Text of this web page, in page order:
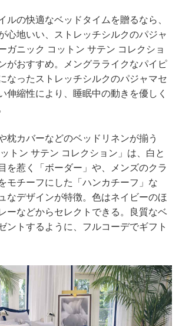
の快適なベッドタイムを贈るなら、
心地いい、ストレッチシルクのパジャ
ガニック コットン サテン コレクショ
がおすすめ。メングラライクなパイピ
なったストレッチシルクのパジャマセ
伸縮性により、睡眠中の動きを優しく
枕カバーなどのベッドリネンが揃う
トン サテン コレクション」は、白と
を惹く「ボーダー」や、メンズのクラ
モチーフにした「ハンカチーフ」な
なデザインが特徴。色はネイビーのほ
ーなどからセレクトできる。良質なベ
ントするように、フルコーデでギフト